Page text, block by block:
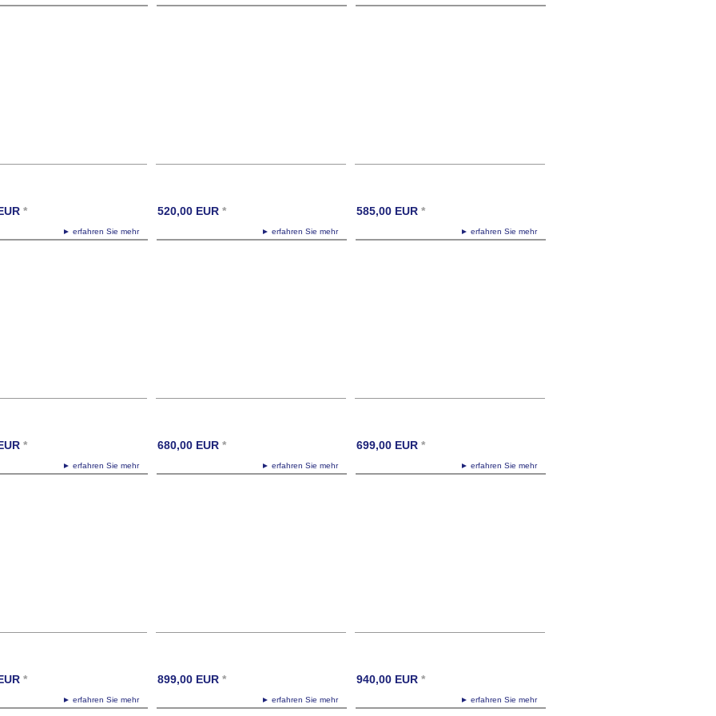
► erfahren Sie mehr
*
► erfahren Sie mehr
520,00 EUR *
► erfahren Sie mehr
585,00 EUR *
► erfahren Sie mehr
*
► erfahren Sie mehr
680,00 EUR *
► erfahren Sie mehr
699,00 EUR *
► erfahren Sie mehr
*
► erfahren Sie mehr
899,00 EUR *
► erfahren Sie mehr
940,00 EUR *